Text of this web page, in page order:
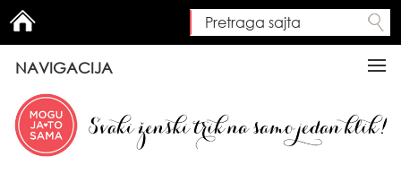
Search form
Pretraga sajta
NAVIGACIJA